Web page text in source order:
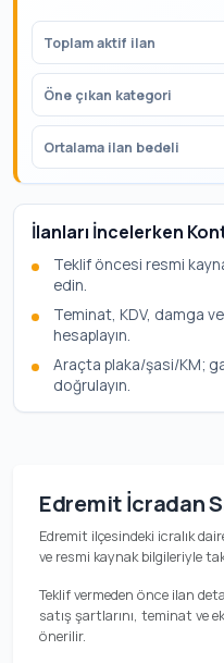
Toplam aktif ilan
Öne çıkan kategori
Ortalama ilan bedeli
İlanları İncelerken
Teklif öncesi resmi
edin.
Teminat, KDV, damga
hesaplayın.
Araçta plaka/şasi/KM;
doğrulayın.
Edremit İcradan
Edremit ilçesindeki icralık
ve resmi kaynak bilgileriyle
Teklif vermeden önce ilan
satış şartlarını, teminat ve
önerilir.